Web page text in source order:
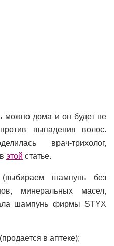
можно дома и он будет не
выпадения волос.
врач-трихолог,
этой статье.
шампунь без
минеральных масел,
шампунь фирмы STYX
в аптеке);